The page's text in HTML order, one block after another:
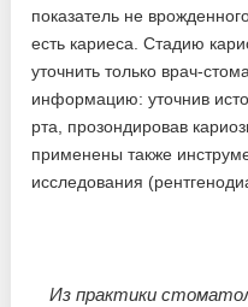
показатель не
есть кариеса. Стадию
уточнить только врач-
информацию: уточнив
рта, прозондировав
применены также
исследования
Из практики